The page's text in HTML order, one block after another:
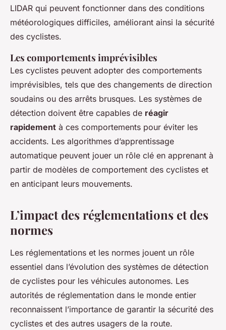
LIDAR qui peuvent fonctionner dans des conditions
météorologiques difficiles, améliorant ainsi la sécurité
des cyclistes.
Les comportements imprévisibles
Les cyclistes peuvent adopter des comportements
imprévisibles, tels que des changements de direction
soudains ou des arrêts brusques. Les systèmes de
détection doivent être capables de réagir
rapidement à ces comportements pour éviter les
accidents. Les algorithmes d’apprentissage
automatique peuvent jouer un rôle clé en apprenant à
partir de modèles de comportement des cyclistes et
en anticipant leurs mouvements.
L’impact des réglementations et des
normes
Les réglementations et les normes jouent un rôle
essentiel dans l’évolution des systèmes de détection
de cyclistes pour les véhicules autonomes. Les
autorités de réglementation dans le monde entier
reconnaissent l’importance de garantir la sécurité des
cyclistes et des autres usagers de la route.